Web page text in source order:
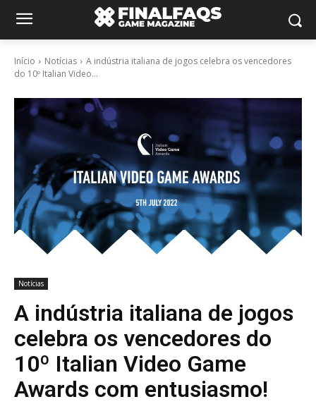
Início Notícias
A indústria italiana de jogos celebra os vencedores
do 10º Italian Video...
Notícias
A indústria italiana de jogos
celebra os vencedores do
10º Italian Video Game
Awards com entusiasmo!